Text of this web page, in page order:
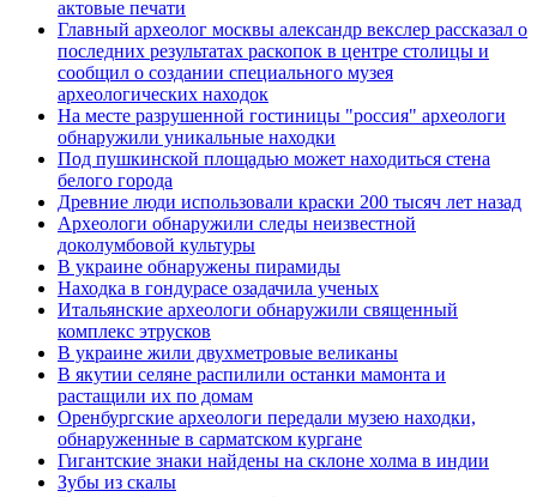
актовые печати
Главный археолог москвы александр векслер рассказал о
последних результатах раскопок в центре столицы и
сообщил о создании специального музея
археологических находок
На месте разрушенной гостиницы "россия" археологи
обнаружили уникальные находки
Под пушкинской площадью может находиться стена
белого города
Древние люди использовали краски 200 тысяч лет назад
Археологи обнаружили следы неизвестной
доколумбовой культуры
В украине обнаружены пирамиды
Находка в гондурасе озадачила ученых
Итальянские археологи обнаружили священный
комплекс этрусков
В украине жили двухметровые великаны
В якутии селяне распилили останки мамонта и
растащили их по домам
Оренбургские археологи передали музею находки,
обнаруженные в сарматском кургане
Гигантские знаки найдены на склоне холма в индии
Зубы из скалы